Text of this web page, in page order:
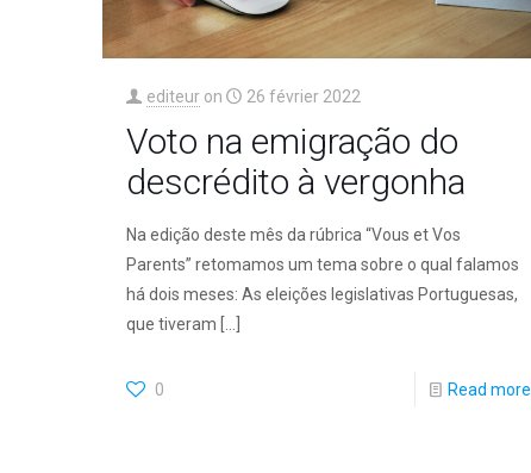
editeur on 26 février 2022
Voto na emigração do
descrédito à vergonha
Na edição deste mês da rúbrica “Vous et Vos
Parents” retomamos um tema sobre o qual falamos
há dois meses: As eleições legislativas Portuguesas,
que tiveram
0 Read more